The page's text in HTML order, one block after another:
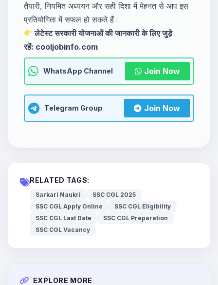
तैयारी, नियमित अध्ययन और सही दिशा में मेहनत से आप इस
प्रतियोगिता में सफल हो सकते हैं।
लेटेस्ट सरकारी योजनाओं की जानकारी के लिए जुड़े
रहें: cooljobinfo.com
WhatsApp Channel Join Now
Telegram Group Join Now
RELATED TAGS:
Sarkari Naukri
SSC CGL 2025
SSC CGL Apply Online
SSC CGL Eligibility
SSC CGL Last Date
SSC CGL Preparation
SSC CGL Vacancy
EXPLORE MORE